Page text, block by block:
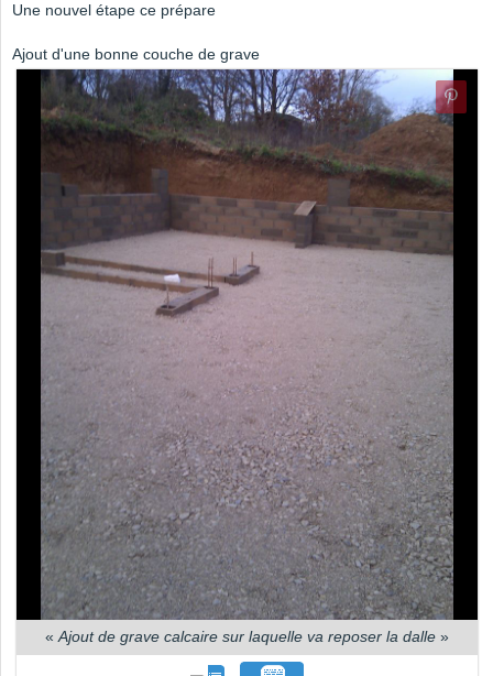
Une nouvel étape ce prépare
Ajout d'une bonne couche de grave
«Ajout de grave calcaire sur laquelle va reposer la dalle »